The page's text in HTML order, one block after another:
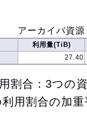
アーカイバ資源
利用量(TiB)
27.40
割合：3つの
用割合の加重